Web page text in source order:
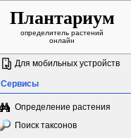
Плантариум
определитель растений
онлайн
Для мобильных устройств
Сервисы
Определение растения
Поиск таксонов